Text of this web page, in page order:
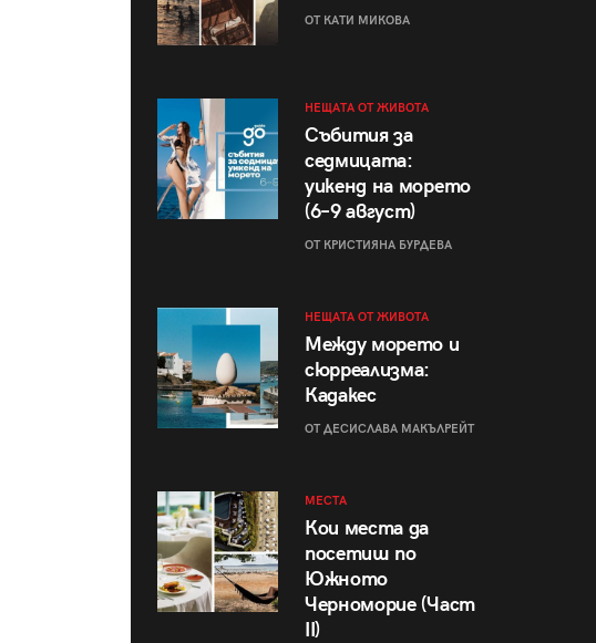
ОТ КАТИ МИКОВА
НЕЩАТА ОТ ЖИВОТА
Събития за
седмицата:
уикенд на морето
(6–9 август)
ОТ КРИСТИЯНА БУРДЕВА
НЕЩАТА ОТ ЖИВОТА
Между морето и
сюрреализма:
Кадакес
ОТ ДЕСИСЛАВА МАКЪЛРЕЙТ
МЕСТА
Кои места да
посетиш по
Южното
Черноморие (Част
II)